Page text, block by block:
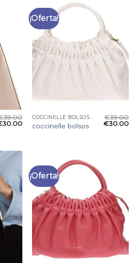
39.00
30.00
¡Oferta!
COCCINELLE BOLSOS
coccinelle bolsos
€39.00
€30.00
¡Oferta!